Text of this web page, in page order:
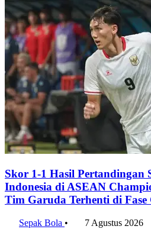
Skor 1-1 Hasil Pertandingan
Indonesia di ASEAN
Tim Garuda Terhenti di Fase
Sepak Bola • 7 Agustus 2026